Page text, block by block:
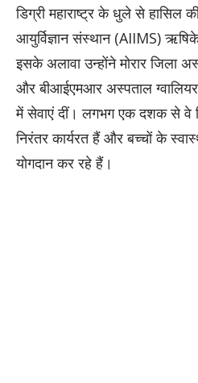
डिग्री महाराष्ट्र के धुले से हासिल
आयुर्विज्ञान संस्थान (AIIMS)
इसके अलावा उन्होंने मोरार जिला
और बीआईएमआर अस्पताल
में सेवाएं दीं। लगभग एक दशक से वे
निरंतर कार्यरत हैं और बच्चों के
योगदान कर रहे हैं।